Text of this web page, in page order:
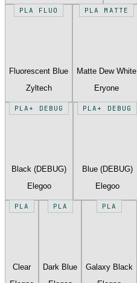
PLA FLUO
Fluorescent Blue
Zyltech
PLA MATTE
Matte Dew White
Eryone
PLA+ DEBUG
Black (DEBUG)
Elegoo
PLA+ DEBUG
Blue (DEBUG)
Elegoo
PLA
Clear
PLA
Dark Blue
PLA
Galaxy Black